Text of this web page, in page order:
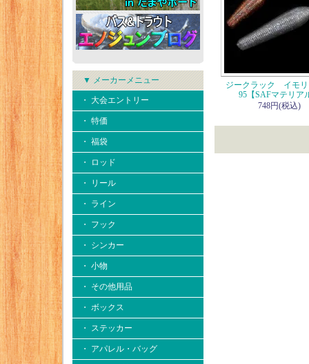
▼ メーカーメニュー
・ 大会エントリー
・ 特価
・ 福袋
・ ロッド
・ リール
・ ライン
・ フック
・ シンカー
・ 小物
・ その他用品
・ ボックス
・ ステッカー
・ アパレル・バッグ
ジークラック イモリ
95【SAFマテリア
748円(税込)